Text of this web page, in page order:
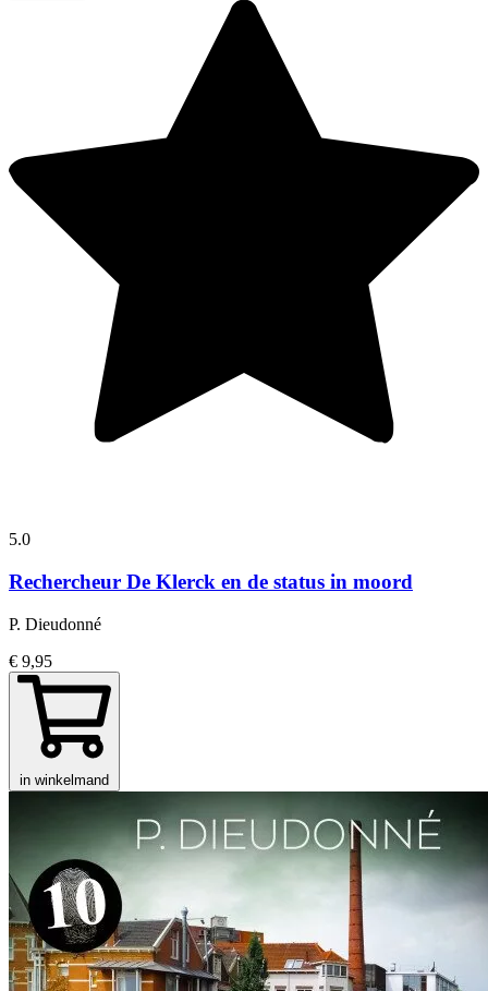
5.0
Rechercheur De Klerck en de status in moord
P. Dieudonné
€ 9,95
in winkelmand